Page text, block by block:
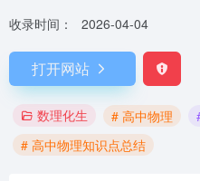
收录时间： 2026-04-04
打开网站
数理化生 # 高中物理
# 高中物理知识点总结